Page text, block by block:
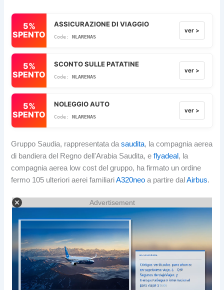
5%
SPENTO
ASSICURAZIONE DI VIAGGIO
NLARENAS
ver >
5%
SPENTO
SCONTO SULLE PATATINE
NLARENAS
ver >
5%
SPENTO
NOLEGGIO AUTO
NLARENAS
ver >
Gruppo Saudia, rappresentata dasaudita, la compagnia aerea
di bandiera del Regno dell'Arabia Saudita, eflyadeal , la
compagnia aerea low cost del gruppo, ha firmato un ordine
fermo 105 ulteriori aerei familiariA320neo a partire dalAirbus.
Advertisement